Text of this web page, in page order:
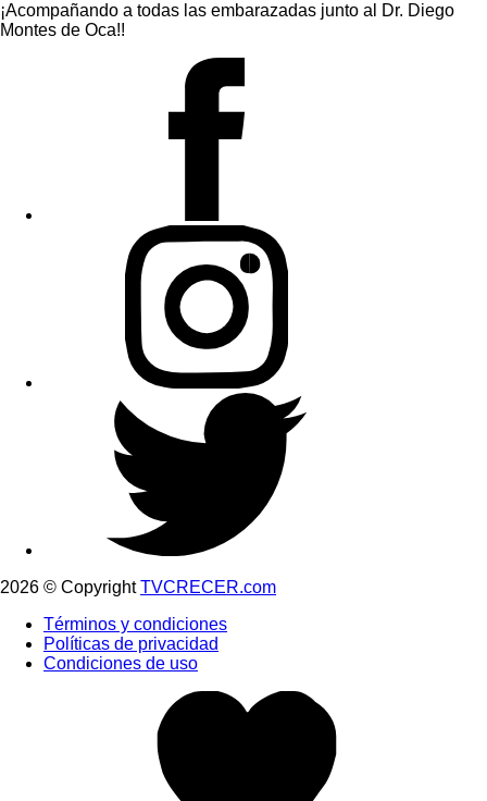
¡Acompañando a todas las embarazadas junto al Dr. Diego
Montes de Oca!!
2026 © CopyrightTVCRECER.com
Términos y condiciones
Políticas de privacidad
Condiciones de uso